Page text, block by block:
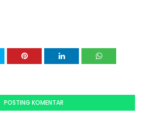
POSTING KOMENTAR